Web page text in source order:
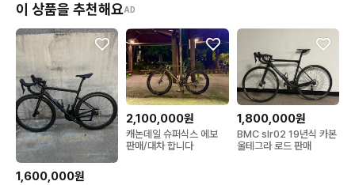
이 상품을 추천해요AD
1,600,000원
2,100,000원
캐논데일 슈퍼식스 에보
판매/대차 합니다
1,800,000원
BMC slr02 19년식 카본
울테그라 로드 판매